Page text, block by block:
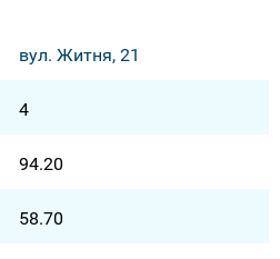
вул. Житня, 21
4
94.20
58.70